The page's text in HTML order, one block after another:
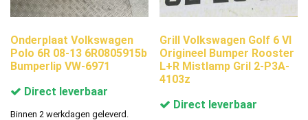
Onderplaat Volkswagen
Polo 6R 08-13 6R0805915b
Bumperlip VW-6971
Direct leverbaar
Binnen 2 werkdagen geleverd.
Grill Volkswagen Golf 6 VI
Origineel Bumper Rooster
L+R Mistlamp Gril 2-P3A-
4103z
Direct leverbaar